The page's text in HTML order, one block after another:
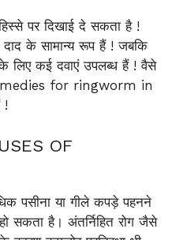
पर दिखाई दे सकता है !
के सामान्य रूप हैं ! जबकि
कई दवाएं उपलब्ध हैं ! वैसे
for ringworm in
!
OF
पसीना या गीले कपड़े पहनने
सकता है। अंतर्निहित रोग जैसे